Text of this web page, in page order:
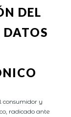
DEL
consumidor y
radicado ante